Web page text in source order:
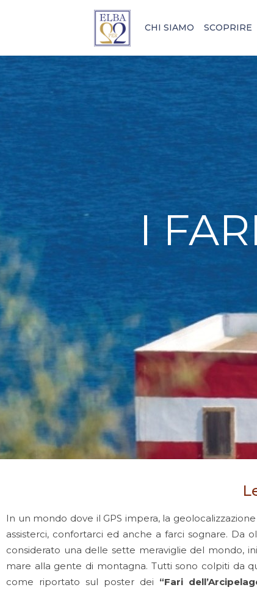
CHI SIAMO SCOPRIRE
I
In un mondo dove il GPS impera, la
assisterci, confortarci ed anche a farci sognare. Da
considerato una delle sette meraviglie del mondo,
mare alla gente di montagna. Tutti sono colpiti da
come riportato sul poster dei “Fari